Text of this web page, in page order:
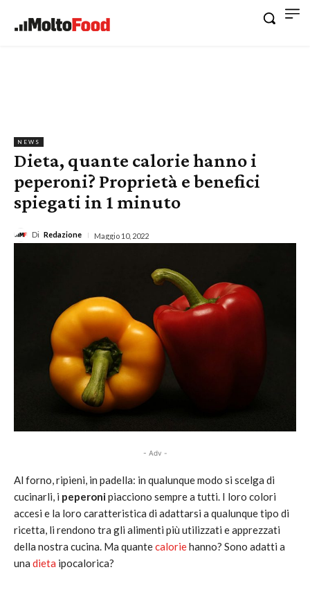
NEWS
Dieta, quante calorie hanno i
peperoni? Proprietà e benefici
spiegati in 1 minuto
Di Redazione Maggio 10, 2022
- Adv -
Al forno, ripieni, in padella: in qualunque modo si scelga di
cucinarli, i peperonipiacciono sempre a tutti. I loro colori
accesi e la loro caratteristica di adattarsi a qualunque tipo di
ricetta, li rendono tra gli alimenti più utilizzati e apprezzati
della nostra cucina. Ma quantecaloriehanno? Sono adatti a
una dieta ipocalorica?